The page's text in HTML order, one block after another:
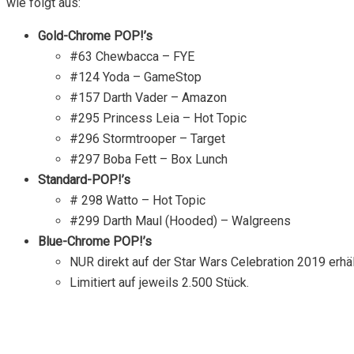
Gold-Chrome POP!’s
#63 Chewbacca – FYE
#124 Yoda – GameStop
#157 Darth Vader – Amazon
#295 Princess Leia – Hot Topic
#296 Stormtrooper – Target
#297 Boba Fett – Box Lunch
Standard-POP!’s
# 298 Watto – Hot Topic
#299 Darth Maul (Hooded) – Walgreens
Blue-Chrome POP!’s
NUR direkt auf der Star Wars Celebration 2019
Limitiert auf jeweils 2.500 Stück.